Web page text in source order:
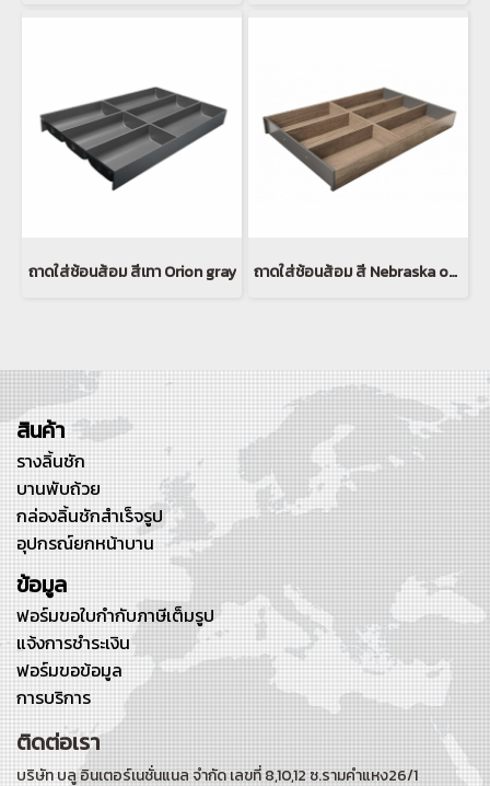
ถาดใส่ช้อนส้อม สีเทา Orion gray ถาดใส่ช้อนส้อม สี Nebraska oak
สินค้า
รางลิ้นชัก
บานพับถ้วย
กล่องลิ้นชักสำเร็จรูป
อุปกรณ์ยกหน้าบาน
ข้อมูล
ฟอร์มขอใบกำกับภาษีเต็มรูป
แจ้งการชำระเงิน
ฟอร์มขอข้อมูล
การบริการ
ติดต่อเรา
บริษัท บลู อินเตอร์เนชั่นแนล จำกัด เลขที่ 8,10,12 ซ.รามคำแหง26/1